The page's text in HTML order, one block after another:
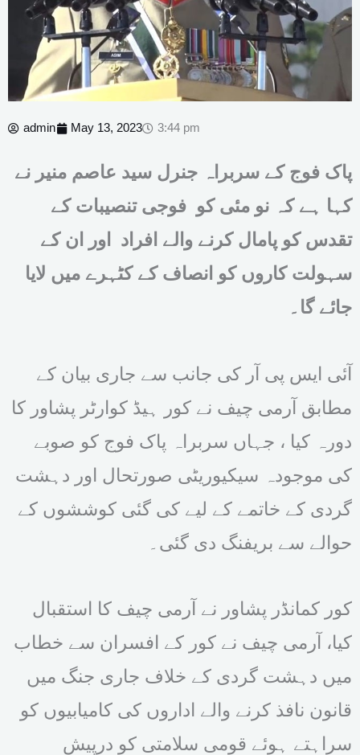
admin May 13, 2023 3:44 pm
پاک فوج کے سربراہ جنرل سید عاصم منیر نے
کہا ہے کہ نو مئی کو فوجی تنصیبات کے
تقدس کو پامال کرنے والے افراد اور ان کے
سہولت کاروں کو انصاف کے کٹہرے میں لایا
جائے گا۔
آئی ایس پی آر کی جانب سے جاری بیان کے
مطابق آرمی چیف نے کور ہیڈ کوارٹر پشاور کا
دورہ کیا ، جہاں سربراہ پاک فوج کو صوبے
کی موجودہ سیکیوریٹی صورتحال اور دہشت
گردی کے خاتمے کے لیے کی گئی کوششوں کے
حوالے سے بریفنگ دی گئی۔
کور کمانڈر پشاور نے آرمی چیف کا استقبال
کیا، آرمی چیف نے کور کے افسران سے خطاب
میں دہشت گردی کے خلاف جاری جنگ میں
قانون نافذ کرنے والے اداروں کی کامیابیوں کو
سراہتے ہوئے قومی سلامتی کو درپیش